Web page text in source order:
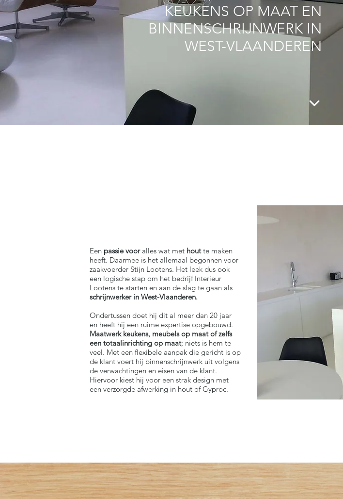
KEUKENS OP MAAT EN
BINNENSCHRIJNWERK IN
WEST-VLAANDEREN
Een passie vooralles wat met houtte maken
heeft. Daarmee is het allemaal begonnen voor
zaakvoerder Stijn Lootens. Het leek dus ook
een logische stap om het bedrijf Interieur
Lootens te starten en aan de slag te gaan als
schrijnwerker in West-Vlaanderen.
Ondertussen doet hij dit al meer dan 20 jaar
en heeft hij een ruime expertise opgebouwd.
Maatwerk keukens, meubels op maat of zelfs
een totaalinrichting op maat; niets is hem te
veel. Met een flexibele aanpak die gericht is op
de klant voert hij binnenschrijnwerk uit volgens
de verwachtingen en eisen van de klant.
Hiervoor kiest hij voor een strak design met
een verzorgde afwerking in hout of Gyproc.